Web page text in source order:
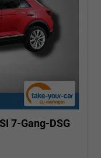
7-Gang-DSG